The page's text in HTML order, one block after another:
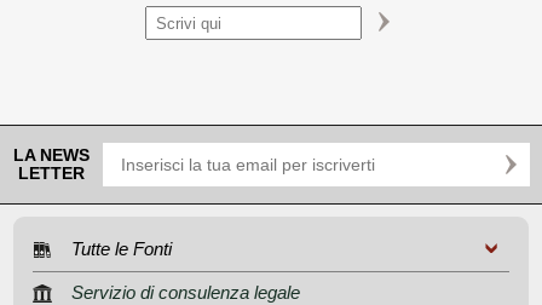
LA NEWS
LETTER
Tutte le Fonti
Servizio di consulenza legale